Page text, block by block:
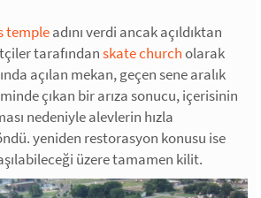
templeadını verdi ancak açıldıktan
tarafındanskate churcholarak
açılan mekan, geçen sene aralık
çıkan bir arıza sonucu, içerisinin
nedeniyle alevlerin hızla
yeniden restorasyon konusu ise
üzere tamamen kilit.